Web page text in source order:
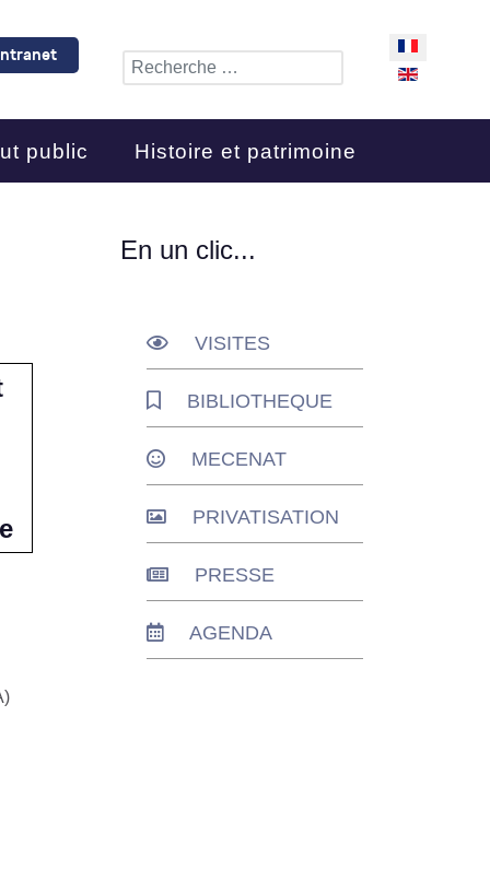
Rechercher
Sélectionnez
public Histoire et patrimoine
En un clic...
VISITES
BIBLIOTHEQUE
MECENAT
PRIVATISATION
PRESSE
AGENDA